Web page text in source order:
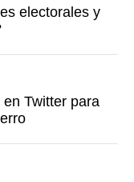
electorales y
Twitter para